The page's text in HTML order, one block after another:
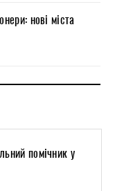
нові міста
помічник у